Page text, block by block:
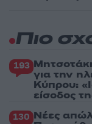
Πιο
193
για την
Κύπρου:
είσοδος
130 Νέες